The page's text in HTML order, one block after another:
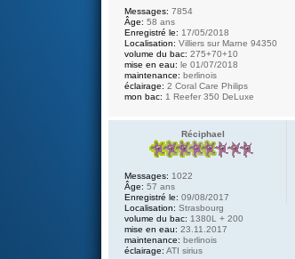
Messages: 7854
Âge: 58 ans
Enregistré le: 17/05/2018
Localisation: Villiers sur Marne 94350
volume du bac: 275+70+10
mise en eau: le 01/07/2018
maintenance: berlinois
éclairage: 2 Coral Care Philips
mon bac: 1 Reefer 350 DeLuxe
Réciphael
Messages: 1022
Âge: 57 ans
Enregistré le: 09/08/2017
Localisation: Strasbourg
volume du bac: 1380L + 200
mise en eau: 23.11.2017
maintenance: berlinois
éclairage: ATI sirius